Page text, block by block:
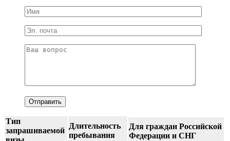
Тип
запрашиваемой
Длительность
пребывания
Для граждан Российской
Федерации и СНГ